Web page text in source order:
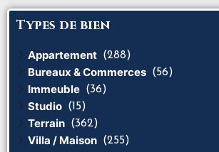
Types de bien
Appartement (288)
Bureaux & Commerces (56)
Immeuble (36)
Studio (15)
Terrain (362)
Villa / Maison (255)